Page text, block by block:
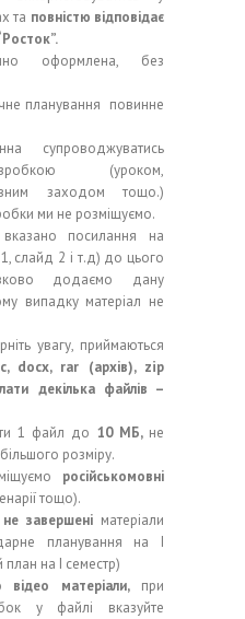
та повністю відповідає
оформлена, без
планування повинне
супроводжуватись
(уроком,
заходом тощо.)
ми не розміщуємо.
посилання на
слайд 2 і т.д) до цього
додаємо дану
випадку матеріал не
увагу, приймаються
docx, rar (архів), zip
декілька файлів –
1 файл до 10 МБ, не
розміру.
російськомовні
тощо).
не завершеніматеріали
планування на І
на І семестр)
відео матеріали,при
у файлі вказуйте